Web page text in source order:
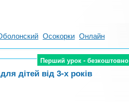
Осокорки Онлайн
Перший урок - безкоштовно
Перший урок - безкоштовно
дітей від 3-х років